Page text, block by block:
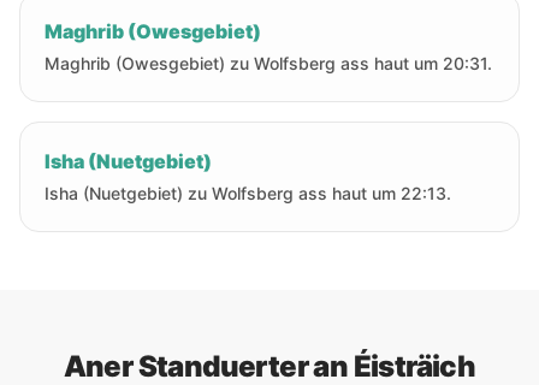
Maghrib (Owesgebiet)
Maghrib (Owesgebiet) zu Wolfsberg ass haut um 20:31.
Isha (Nuetgebiet)
Isha (Nuetgebiet) zu Wolfsberg ass haut um 22:13.
Aner Standuerter an Éisträich